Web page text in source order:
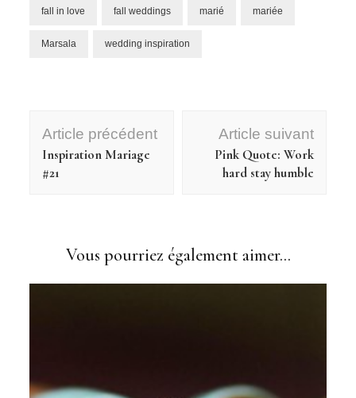
fall in love fall weddings marié mariée
Marsala wedding inspiration
Navigation
d'article
Article précédent
Inspiration Mariage
#21
Article suivant
Pink Quote: Work
hard stay humble
Vous pourriez également aimer...